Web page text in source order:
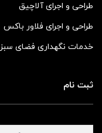
طراحی و اجرای آلاچیق
طراحی و اجرای فلاور باکس
خدمات نگهداری فضای سبز
ثبت نام